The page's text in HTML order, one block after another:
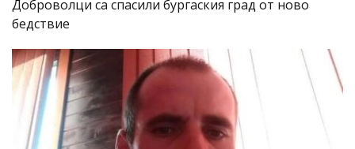
Доброволци са спасили бургаския град от ново
бедствие